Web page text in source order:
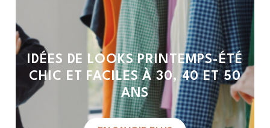
IDÉES DE LOOKS PRINTEMPS-ÉTÉ
CHIC ET FACILES À 30, 40 ET 50
ANS